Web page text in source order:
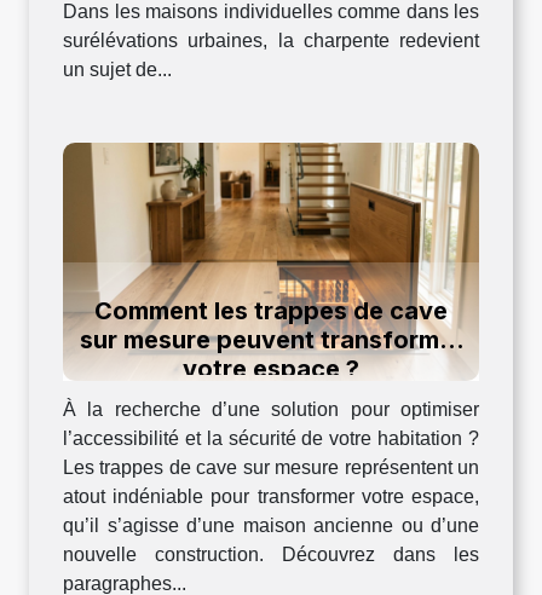
Dans les maisons individuelles comme dans les
surélévations urbaines, la charpente redevient
un sujet de...
Comment les trappes de cave
sur mesure peuvent transformer
votre espace ?
À la recherche d’une solution pour optimiser
l’accessibilité et la sécurité de votre habitation ?
Les trappes de cave sur mesure représentent un
atout indéniable pour transformer votre espace,
qu’il s’agisse d’une maison ancienne ou d’une
nouvelle construction. Découvrez dans les
paragraphes...